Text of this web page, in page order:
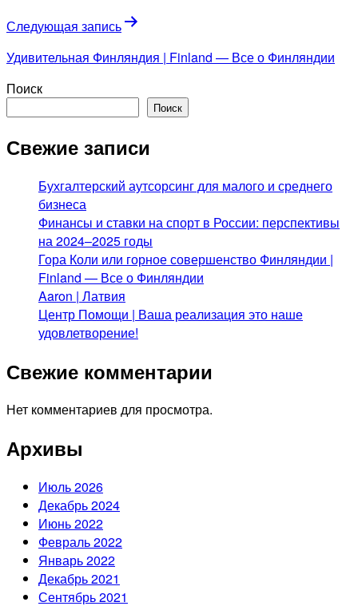
Следующая запись
Удивительная Финляндия | Finland — Все о Финляндии
Поиск
Поиск
Свежие записи
Бухгалтерский аутсорсинг для малого и среднего
бизнеса
Финансы и ставки на спорт в России: перспективы
на 2024–2025 годы
Гора Коли или горное совершенство Финляндии |
Finland — Все о Финляндии
Aaron | Латвия
Центр Помощи | Ваша реализация это наше
удовлетворение!
Свежие комментарии
Нет комментариев для просмотра.
Архивы
Июль 2026
Декабрь 2024
Июнь 2022
Февраль 2022
Январь 2022
Декабрь 2021
Сентябрь 2021